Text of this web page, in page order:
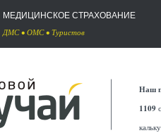
МЕДИЦИНСКОЕ СТРАХОВАНИЕ
ДМС• ОМС• Туристов
Наш
1109